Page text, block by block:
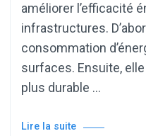
améliorer l’efficacité
infrastructures.
consommation
surfaces. Ensuite,
plus durable …
Lire la suite